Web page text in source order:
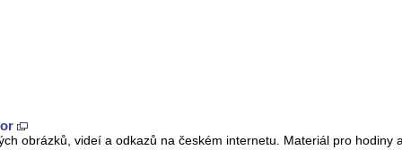
obrázků, videí a odkazů na českém internetu. Materiál pro hodiny